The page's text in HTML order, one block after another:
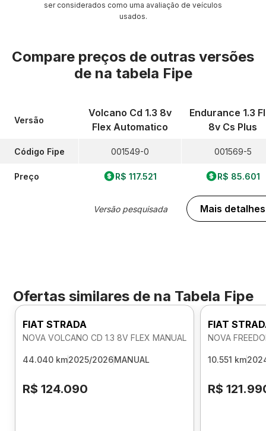
ser considerados como uma avaliação de veículos
usados.
Compare preços de outras versões
de na tabela Fipe
Versão
Código Fipe
Preço
Volcano Cd 1.3 8v
Flex Automatico
001549-0
R$ 117.521
Versão pesquisada
Endurance 1.3
8v Cs Plus
001569-5
R$ 85.601
Mais detalhes
Ofertas similares de na Tabela Fipe
FIAT STRADA
NOVA VOLCANO CD 1.3 8V FLEX MANUAL
44.040 km2025/2026MANUAL
R$ 124.090
FIAT
NOVA
10.551 km
R$